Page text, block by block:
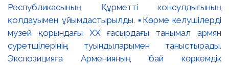
Республикасының Құрметті консулдығының
қолдауымен ұйымдастырылды. ▪️Көрме келушілерді
музей қорындағы ХХ ғасырдағы танымал армян
суретшілерінің туындыларымен таныстырады.
Экспозицияға Арменияның бай көркемдік